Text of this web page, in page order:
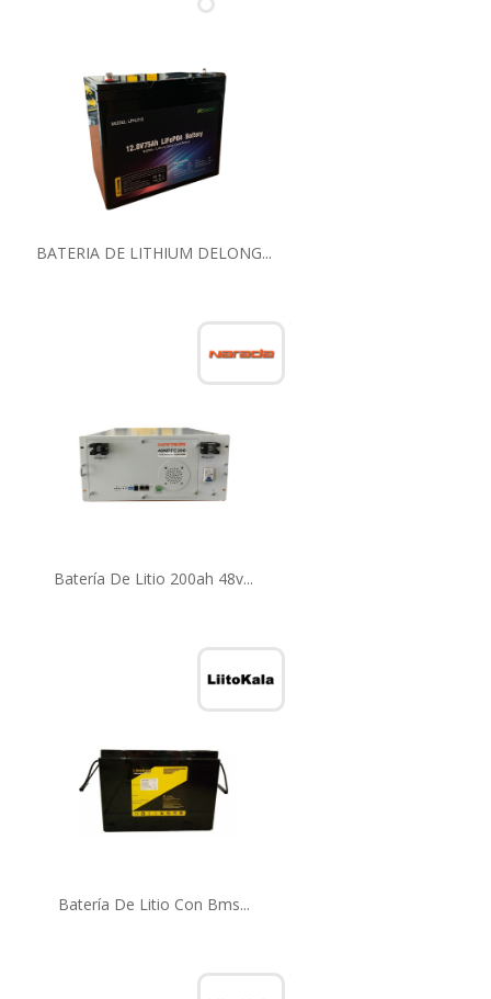
BATERIA DE LITHIUM DELONG...
Batería De Litio 200ah 48v...
Batería De Litio Con Bms...